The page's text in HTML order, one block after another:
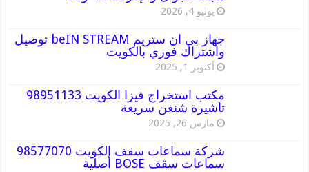
يوليو 4, 2026
جهاز بي ان ستريم beIN STREAM توصيل
واشتراك فوري بالكويت
أكتوبر 1, 2025
مكتب استخراج فيزا الكويت 98951133
تاشيرة شنغن سريعة
مارس 26, 2025
شركة سماعات سقف الكويت 98577070
سماعات سقف BOSE أصلية